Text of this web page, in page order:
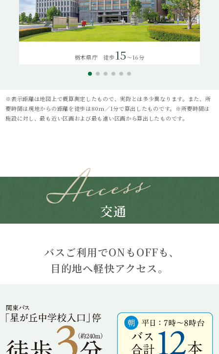
栃木県庁 徒歩15～16分
※表示距離は地図上で概算測定したもので、実際とは多少異なります。また、所
要時間は現地からの距離を徒歩は80m／1分で算出したものです。※所要時間は
施設に対し、最も近い区画および最も遠い区画から算出したものです。
交通
バスご利用でONもOFFも､
目的地へ軽快アクセス。